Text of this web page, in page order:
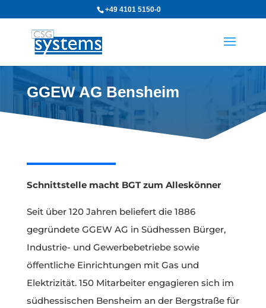
+49 4101 5150-0
GGEW AG Bensheim
Schnittstelle macht BGT zum Alleskönner
Seit über 120 Jahren beliefert die 1886
gegründete GGEW AG in Südhessen Bürger,
Industrie- und Gewerbebetriebe sowie
öffentliche Einrichtungen mit Gas und
Elektrizität. 150 Mitarbeiter engagieren sich im
südhessischen Bensheim an der Bergstraße für